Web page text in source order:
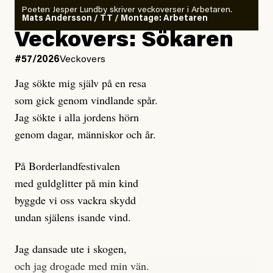
rekryteras och vad hon möter i den autonoma miljön.
Kuhn och Sassarinis-McGowan hävdar att
Dagens ETC arbetar med ”opålitliga källor” för att
klickbete är inte intressant för Dagens ETC.
Journalistiken är låst. En klatschig men korrekt rubrik
gör förhoppningsvis att en nyfiken beställer
prenumeration, men den avslutas sekunder senare om
dessa granskningar på olika källor, alltifrån domar till
en mängd intervjupersoner, inklusive generös
möjlighet att bemöta för såväl personen vars motiv att
engagera sig i Palestinarörelsen ifrågasätts som de
grupper där Säpo-resursen samlade in uppgifter.
Researchen är grundlig.
Poeten Jesper Lundby skriver veckoverser i Arbetaren.
Mats Andersson / TT / Montage: Arbetaren
Veckovers: Sökaren
#57/2026Veckovers
Jag sökte mig själv på en resa
som gick genom vindlande spår.
Jag sökte i alla jordens hörn
genom dagar, människor och år.
På Borderlandfestivalen
med guldglitter på min kind
byggde vi oss vackra skydd
undan själens isande vind.
Jag dansade ute i skogen,
och jag drogade med min vän.